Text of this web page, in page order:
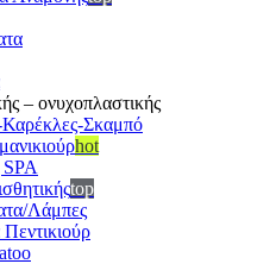
– ονυχοπλαστικής
Καρέκλες-Σκαμπό
hot
top
Λάμπες